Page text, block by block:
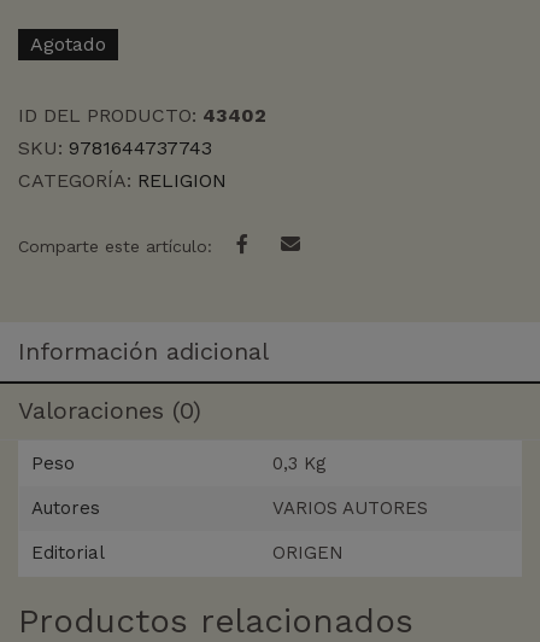
Agotado
ID DEL PRODUCTO: 43402
SKU: 9781644737743
CATEGORÍA: RELIGION
Comparte este artículo:
Información adicional
Valoraciones (0)
Peso 0,3 Kg
Autores VARIOS AUTORES
Editorial ORIGEN
Productos relacionados